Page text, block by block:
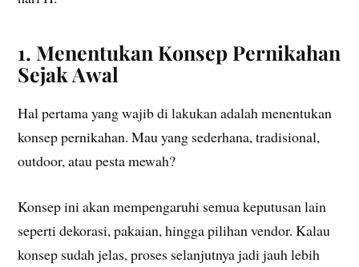
1. Menentukan Konsep Pernikahan
Sejak Awal
Hal pertama yang wajib di lakukan adalah menentukan
konsep pernikahan. Mau yang sederhana, tradisional,
outdoor, atau pesta mewah?
Konsep ini akan mempengaruhi semua keputusan lain
seperti dekorasi, pakaian, hingga pilihan vendor. Kalau
konsep sudah jelas, proses selanjutnya jadi jauh lebih